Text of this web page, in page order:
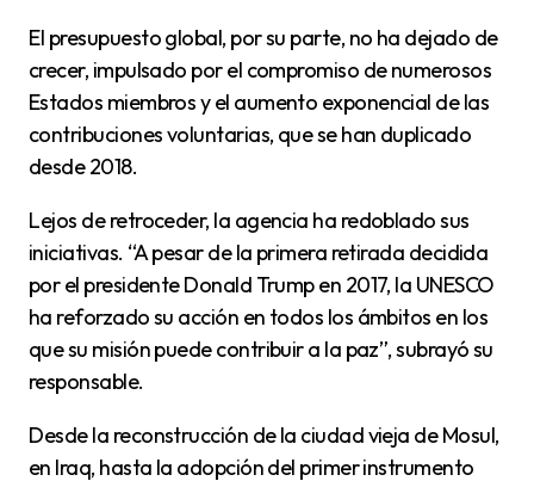
El presupuesto global, por su parte, no ha dejado de
crecer, impulsado por el compromiso de numerosos
Estados miembros y el aumento exponencial de las
contribuciones voluntarias, que se han duplicado
desde 2018.
Lejos de retroceder, la agencia ha redoblado sus
iniciativas. “A pesar de la primera retirada decidida
por el presidente Donald Trump en 2017, la UNESCO
ha reforzado su acción en todos los ámbitos en los
que su misión puede contribuir a la paz”, subrayó su
responsable.
Desde la reconstrucción de la ciudad vieja de Mosul,
en Iraq, hasta la adopción del primer instrumento